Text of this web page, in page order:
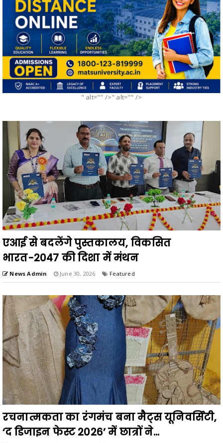
" alt="" />" alt="" />
एआई से बदलेंगे पुस्तकालय, विकसित
भारत-2047 की दिशा में मंथन
News Admin June 30, 2026 Featured
रचनात्मकता का रंगमंच बना मैट्स यूनिवर्सिटी,
‘द डिजाइन फेस्ट 2026’ में छात्रों ने...